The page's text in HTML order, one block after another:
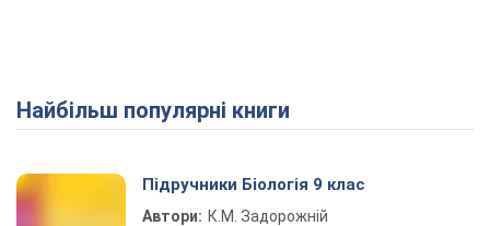
Найбільш популярні книги
Підручники Біологія 9 клас
Автори: К.М. Задорожній